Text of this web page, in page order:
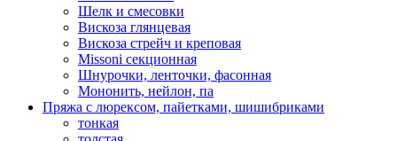
Шелк и смесовки
Вискоза глянцевая
Вискоза стрейч и креповая
Missoni секционная
Шнурочки, ленточки, фасонная
Мононить, нейлон, па
Пряжа с люрексом, пайетками, шишибриками
тонкая